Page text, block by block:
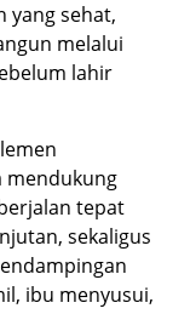
yang sehat,
melalui
lahir
mendukung
tepat
sekaligus
ibu menyusui,